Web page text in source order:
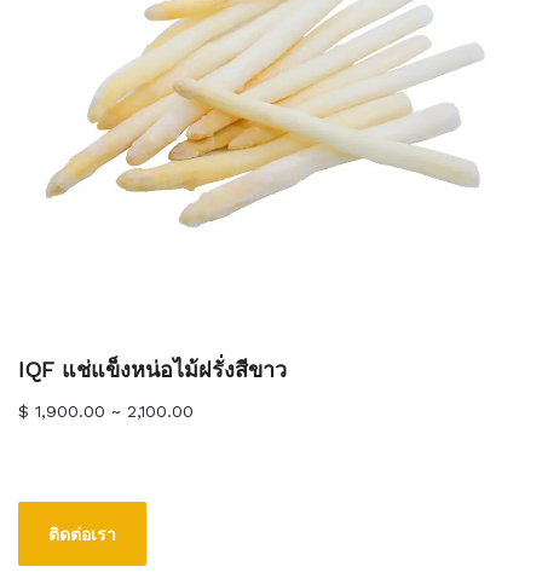
IQF แช่แข็งหน่อไม้ฝรั่งสีขาว
$ 1,900.00 ~ 2,100.00
ติดต่อเรา